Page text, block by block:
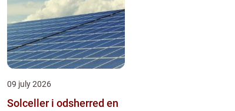
09 july 2026
Solceller i odsherred en